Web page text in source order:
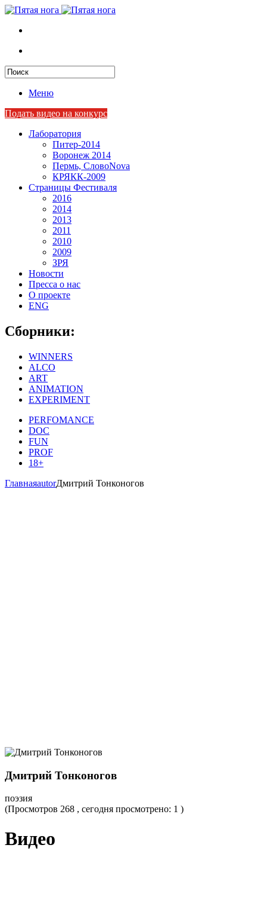
Меню
Подать видео на конкурс
Лаборатория
Питер-2014
Воронеж 2014
Пермь, СловоNova
КРЯКК-2009
Страницы Фестиваля
2016
2014
2013
2011
2010
2009
ЗРЯ
Новости
Пресса о нас
О проекте
ENG
Сборники:
WINNERS
ALCO
ART
ANIMATION
EXPERIMENT
PERFOMANCE
DOC
FUN
PROF
18+
ГлавнаяautorДмитрий Тонконогов
Дмитрий Тонконогов
поэзия
(Просмотров 268 , сегодня просмотрено: 1 )
Видео